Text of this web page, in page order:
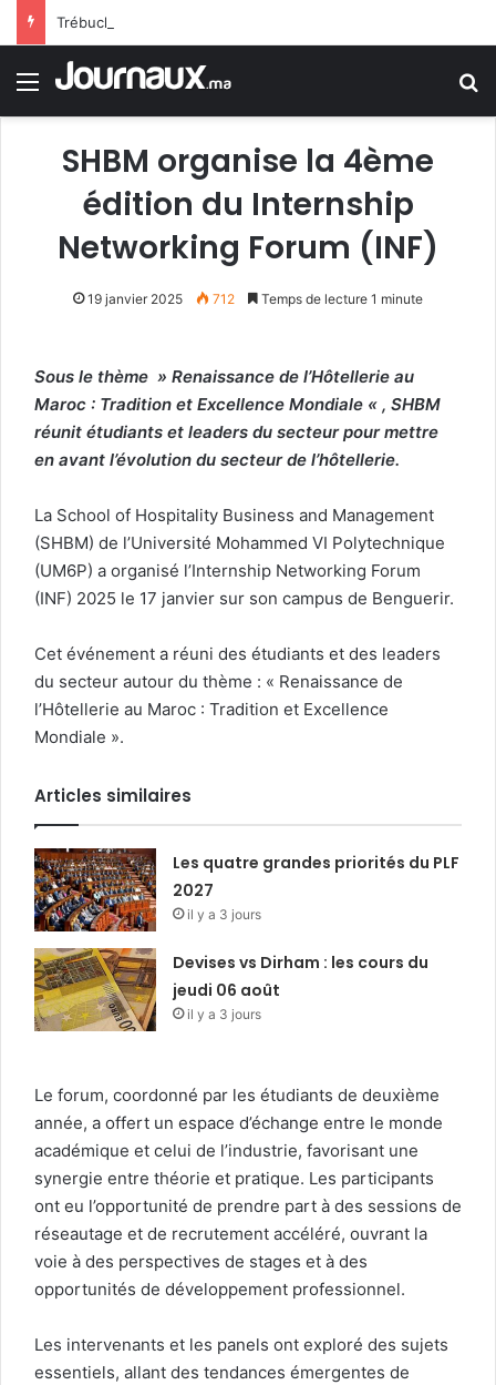
Menu
SHBM organise la 4ème
édition du Internship
Networking Forum (INF)
19 janvier 2025 712 Temps de lecture 1 minute
Sous le thème » Renaissance de l’Hôtellerie au
Maroc : Tradition et Excellence Mondiale « , SHBM
réunit étudiants et leaders du secteur pour mettre
en avant l’évolution du secteur de l’hôtellerie.
La School of Hospitality Business and Management
(SHBM) de l’Université Mohammed VI Polytechnique
(UM6P) a organisé l’Internship Networking Forum
(INF) 2025 le 17 janvier sur son campus de Benguerir.
Cet événement a réuni des étudiants et des leaders
du secteur autour du thème : « Renaissance de
l’Hôtellerie au Maroc : Tradition et Excellence
Mondiale ».
Articles similaires
Les quatre grandes priorités du PLF
2027
il y a 3 jours
Devises vs Dirham : les cours du
jeudi 06 août
il y a 3 jours
Le forum, coordonné par les étudiants de deuxième
année, a offert un espace d’échange entre le monde
académique et celui de l’industrie, favorisant une
synergie entre théorie et pratique. Les participants
ont eu l’opportunité de prendre part à des sessions de
réseautage et de recrutement accéléré, ouvrant la
voie à des perspectives de stages et à des
opportunités de développement professionnel.
Les intervenants et les panels ont exploré des sujets
essentiels, allant des tendances émergentes de